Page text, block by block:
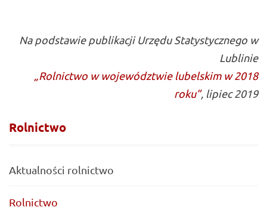
Na podstawie publikacji Urzędu Statystycznego w
Lublinie
„Rolnictwo w województwie lubelskim w 2018
roku”, lipiec 2019
Rolnictwo
Aktualności rolnictwo
Rolnictwo